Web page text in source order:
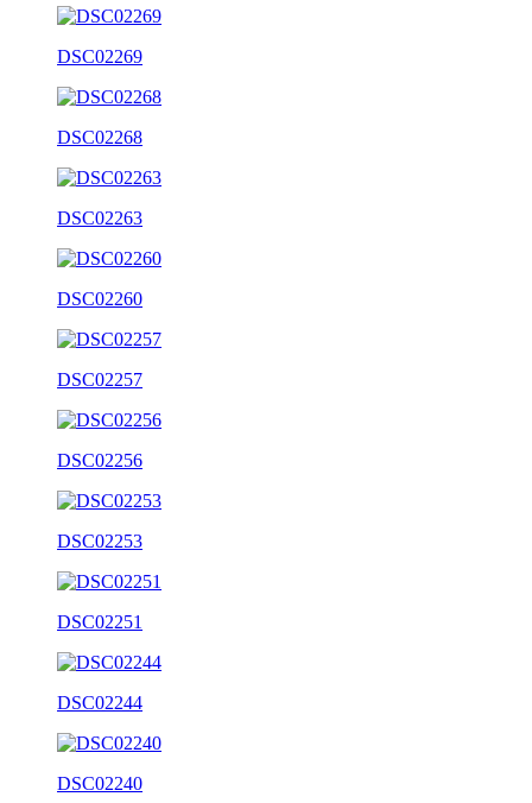
DSC02269
DSC02268
DSC02263
DSC02260
DSC02257
DSC02256
DSC02253
DSC02251
DSC02244
DSC02240